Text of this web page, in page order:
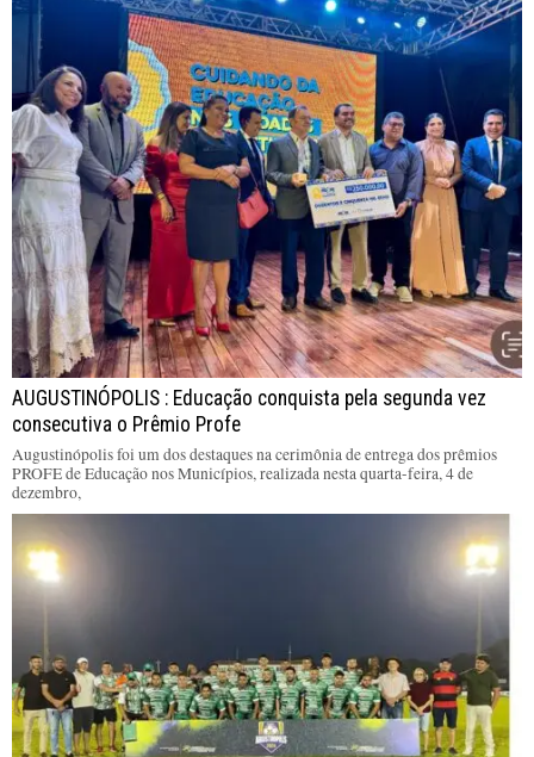
AUGUSTINÓPOLIS : Educação conquista pela segunda vez
consecutiva o Prêmio Profe
Augustinópolis foi um dos destaques na cerimônia de entrega dos prêmios
PROFE de Educação nos Municípios, realizada nesta quarta-feira, 4 de
dezembro,